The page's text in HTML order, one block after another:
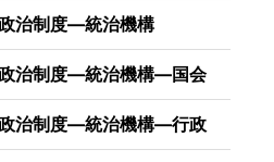
治制度―統治機構
治制度―統治機構―国会
治制度―統治機構―行政